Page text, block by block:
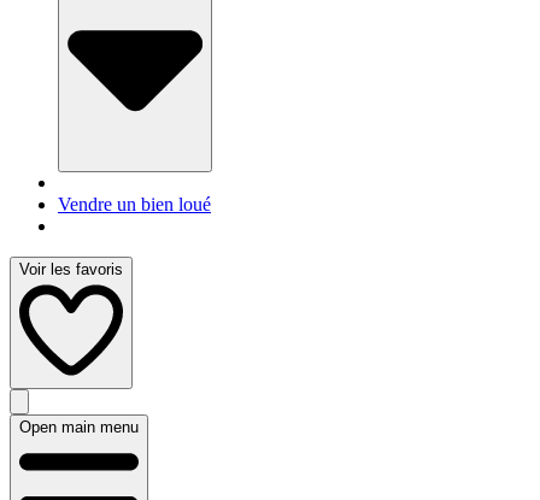
Vendre un bien loué
Voir les favoris
Open main menu